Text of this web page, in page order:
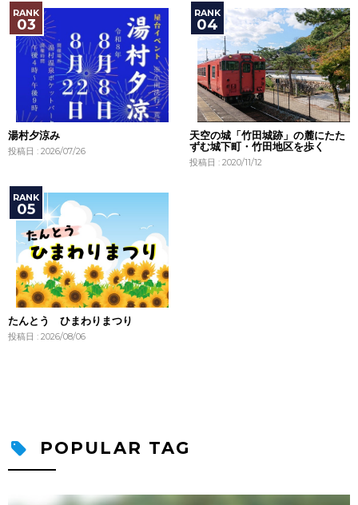
湯村夕涼み
投稿日 : 2026/07/26
天空の城「竹田城跡」の麓にたた
ずむ城下町・竹田地区を歩く
投稿日 : 2020/11/12
たんとう ひまわりまつり
投稿日 : 2026/08/06
POPULAR TAG